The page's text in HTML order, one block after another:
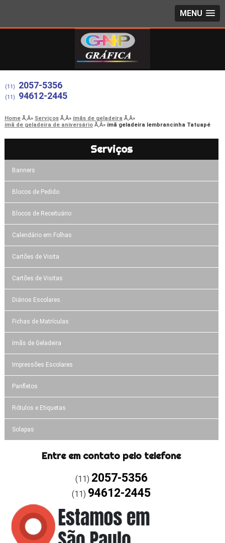
MENU
(11) 2057-5356
(11) 94612-2445
Home Serviços
ímãs de geladeira
ímã de geladeira de aniversário
ímã geladeira lembrancinha Tatuapé
Serviços
Banners
Blocos de Pedido
Blocos de Receituário
Calendário em Folhas
Cartões de Visita
Cartões de Visitas
Diários Escolares
Fichas de Matrículas
ímãs de Geladeira
Impressões Escolares
Panfletos
Rótulos e Etiquetas
Solapas
Entre em contato pelo telefone
(11) 2057-5356
(11) 94612-2445